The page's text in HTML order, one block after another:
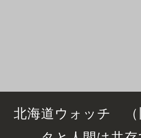
北海道ウォッチ （